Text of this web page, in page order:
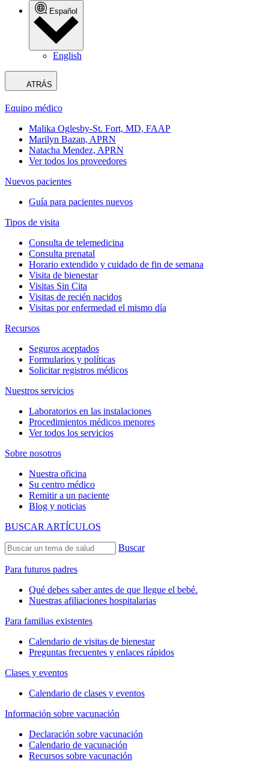
Español
English
ATRÁS
Equipo médico
Malika Oglesby-St. Fort, MD, FAAP
Marilyn Bazan, APRN
Natacha Mendez, APRN
Ver todos los proveedores
Nuevos pacientes
Guía para pacientes nuevos
Tipos de visita
Consulta de telemedicina
Consulta prenatal
Horario extendido y cuidado de fin de semana
Visita de bienestar
Visitas Sin Cita
Visitas de recién nacidos
Visitas por enfermedad el mismo día
Recursos
Seguros aceptados
Formularios y políticas
Solicitar registros médicos
Nuestros servicios
Laboratorios en las instalaciones
Procedimientos médicos menores
Ver todos los servicios
Sobre nosotros
Nuestra oficina
Su centro médico
Remitir a un paciente
Blog y noticias
BUSCAR ARTÍCULOS
Buscar
Para futuros padres
Qué debes saber antes de que llegue el bebé.
Nuestras afiliaciones hospitalarias
Para familias existentes
Calendario de visitas de bienestar
Preguntas frecuentes y enlaces rápidos
Clases y eventos
Calendario de clases y eventos
Información sobre vacunación
Declaración sobre vacunación
Calendario de vacunación
Recursos sobre vacunación